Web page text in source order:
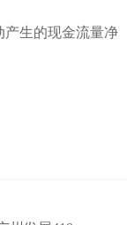
产生的现金流量净